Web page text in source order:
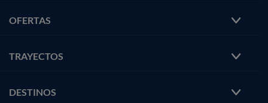
OFERTAS
TRAYECTOS
DESTINOS